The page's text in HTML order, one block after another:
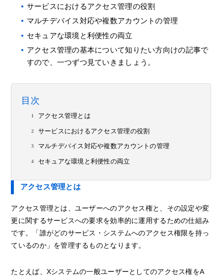
サービスにおけるアクセス管理の役割
マルチデバイス対応や複数アカウントの管理
セキュアな環境と利便性の両立
アクセス管理の基本について知りたい方向けの記事で
すので、一つずつ見ていきましょう。
目次
アクセス管理とは
サービスにおけるアクセス管理の役割
マルチデバイス対応や複数アカウントの管理
セキュアな環境と利便性の両立
アクセス管理とは
アクセス管理とは、ユーザーへのアクセス権と、その設定や変
更に関するサービスへの要求を効率的に運用するための仕組み
です。「誰がどのサービス・システムへのアクセス権限を持っ
ているのか」を管理するものとなります。
たとえば、Xシステムの一般ユーザーとしてのアクセス権をA